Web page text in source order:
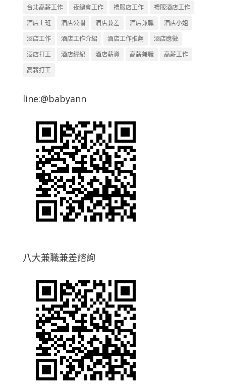
台北高薪工作
夜總會工作 禮服店工作
禮服酒店工作
酒店上班
酒店公關 酒店兼差 酒店兼職
酒店小姐
酒店工作
酒店工作介紹 酒店工作推薦
酒店應徵
酒店打工
酒店經紀 酒店薪資 高薪兼職
高薪工作
高薪打工
line:@babyann
八大兼職兼差諮詢